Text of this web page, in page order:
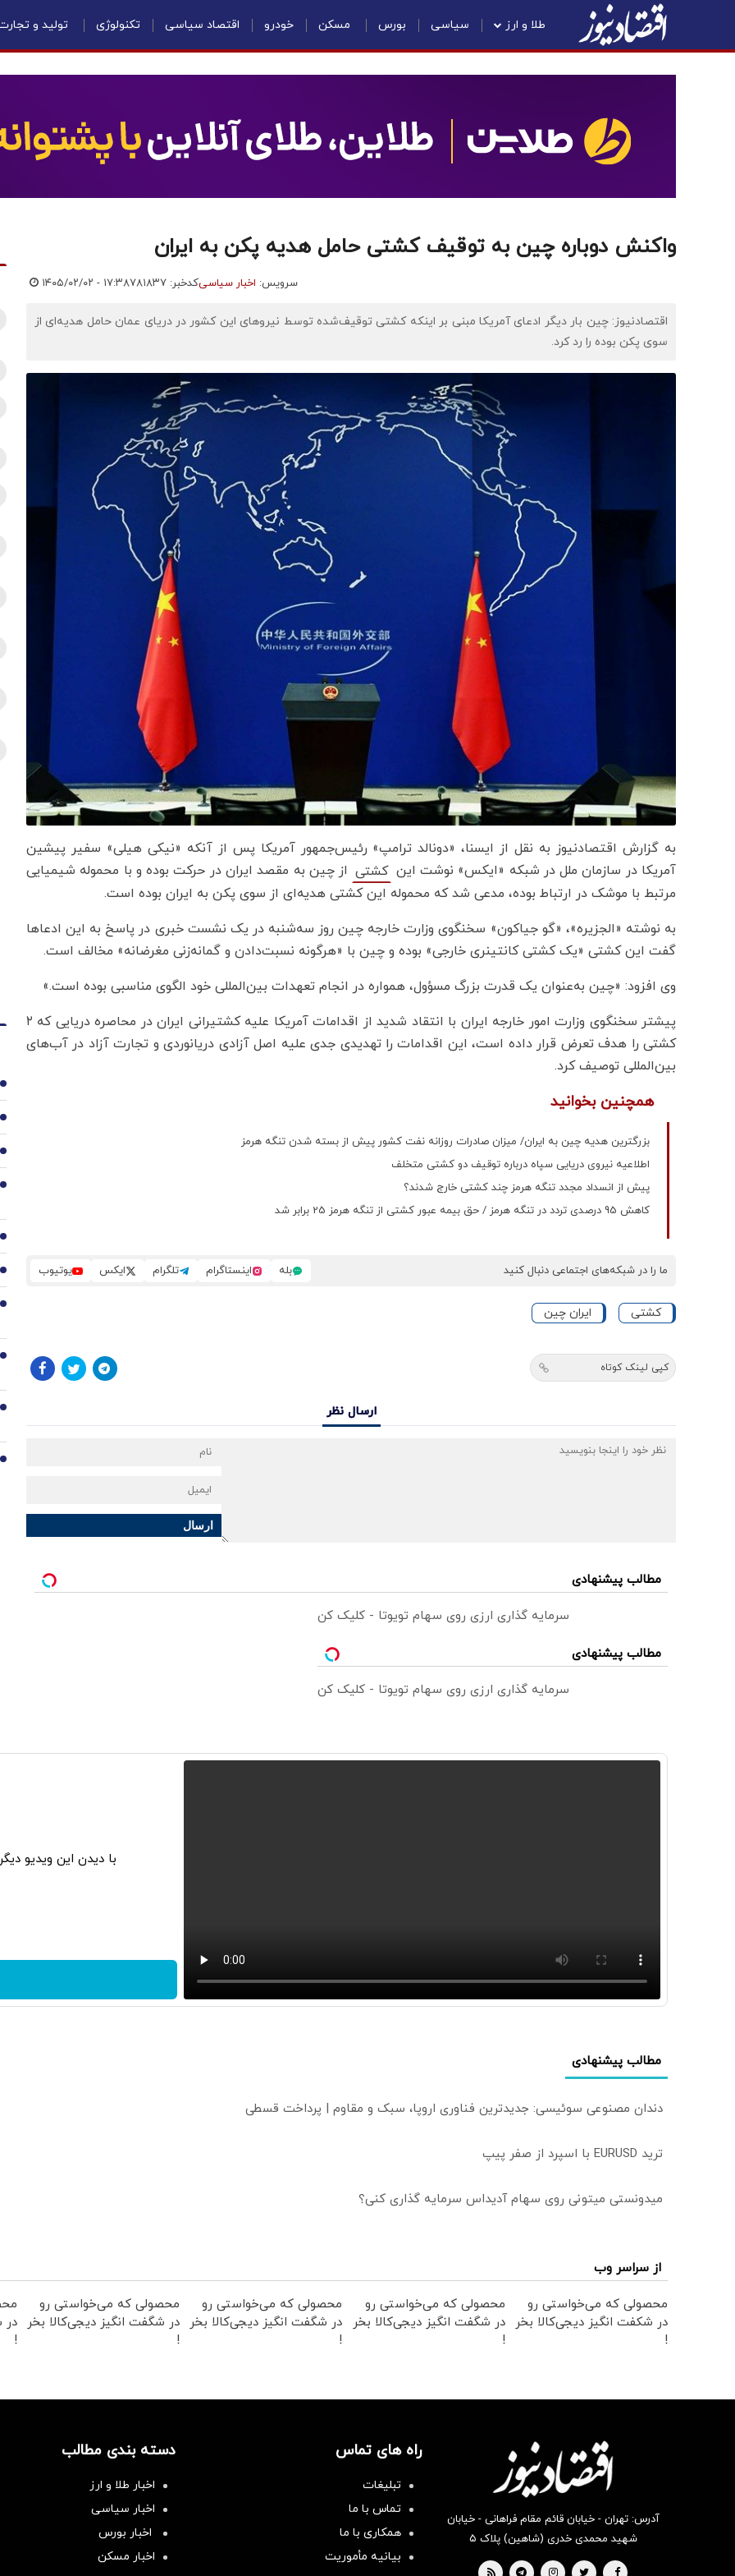
طلا و ارز سیاسی بورس مسکن خودرو اقتصاد سیاسی تکنولوژی تولید و
واکنش دوباره چین به توقیف کشتی حامل هدیه پکن به ایران
سرویس: اخبار سیاسیکدخبر: ۷۸۱۸۳۷ ۱۴۰۵/۰۲/۰۲ - ۱۷:۳۸
اقتصادنیوز: چین بار دیگر ادعای آمریکا مبنی بر اینکه کشتی توقیف‌شده توسط نیروهای این کشور در دریای عمان حامل هدیه‌ای از
سوی پکن بوده را رد کرد.
به گزارش اقتصادنیوز به نقل از ایسنا، «دونالد ترامپ» رئیس‌جمهور آمریکا پس از آنکه «نیکی هیلی» سفیر پیشین
آمریکا در سازمان ملل در شبکه «ایکس» نوشت این کشتی از چین به مقصد ایران در حرکت بوده و با محموله شیمیایی
مرتبط با موشک در ارتباط بوده، مدعی شد که محموله این کشتی هدیه‌ای از سوی پکن به ایران بوده است‌.
به نوشته «الجزیره»، «گو جیاکون» سخنگوی وزارت خارجه چین روز سه‌شنبه در یک نشست خبری در پاسخ به این ادعاها
گفت این کشتی «یک کشتی کانتینری خارجی» بوده و چین با «هرگونه نسبت‌دادن و گمانه‌زنی مغرضانه» مخالف است.
وی افزود: «چین به‌عنوان یک قدرت بزرگ مسؤول، همواره در انجام تعهدات بین‌المللی خود الگوی مناسبی بوده است.»
پیشتر سخنگوی وزارت امور خارجه ایران با انتقاد شدید از اقدامات آمریکا علیه کشتیرانی ایران در محاصره دریایی که ۲
کشتی را هدف تعرض قرار داده است، این اقدامات را تهدیدی جدی علیه اصل آزادی دریانوردی و تجارت آزاد در آب‌های
بین‌المللی توصیف کرد.
همچنین بخوانید
بزرگترین هدیه چین به ایران/ میزان صادرات روزانه نفت کشور پیش از بسته شدن تنگه هرمز
اطلاعیه نیروی دریایی سپاه درباره توقیف دو کشتی متخلف
پیش از انسداد مجدد تنگه هرمز چند کشتی خارج شدند؟
کاهش 95 درصدی تردد در تنگه هرمز / حق بیمه عبور کشتی از تنگه هرمز 25 برابر شد
ما را در شبکه‌های اجتماعی دنبال کنید بله اینستاگرام تلگرام ایکس یوتیوب
کشتی ایران چین
کپی لینک کوتاه
ارسال نظر
ارسال
مطالب پیشنهادی
سرمایه گذاری ارزی روی سهام تویوتا - کلیک کن
مطالب پیشنهادی
سرمایه گذاری ارزی روی سهام تویوتا - کلیک کن
1
2
6
7
8
9
با دیدن این ویدیو
مطالب پیشنهادی
دندان مصنوعی سوئیسی: جدیدترین فناوری اروپا، سبک و مقاوم | پرداخت قسطی
ترید EURUSD با اسپرد از صفر پیپ
میدونستی میتونی روی سهام آدیداس سرمایه گذاری کنی؟
از سراسر وب
محصولی که می‌خواستی رو
در شکفت انگیز دیجی‌کالا بخر
!
محصولی که می‌خواستی رو
در شگفت انگیز دیجی‌کالا بخر
!
محصولی که می‌خواستی رو
در شگفت انگیز دیجی‌کالا بخر
!
محصولی که می‌خواستی رو
در شگفت انگیز دیجی‌کالا بخر
!
در
!
آدرس: تهران - خیابان قائم مقام فراهانی - خیابان
شهید محمدی خدری (شاهین) پلاک ۵
راه های تماس
تبلیغات
تماس با ما
همکاری با ما
بیانیه مأموریت
دسته بندی مطالب
اخبار طلا و ارز
اخبار سیاسی
اخبار بورس
اخبار مسکن